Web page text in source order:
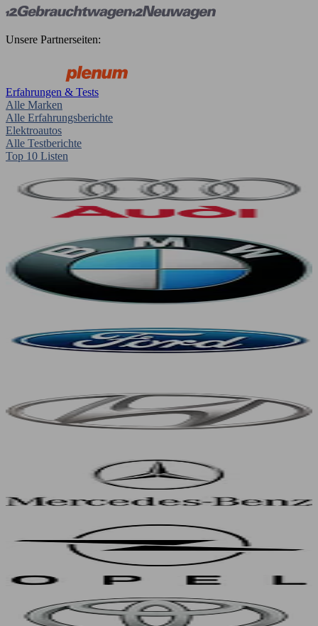
Unsere Partnerseiten:
Erfahrungen & Tests
Alle Marken
Alle Erfahrungsberichte
Elektroautos
Alle Testberichte
Top 10 Listen